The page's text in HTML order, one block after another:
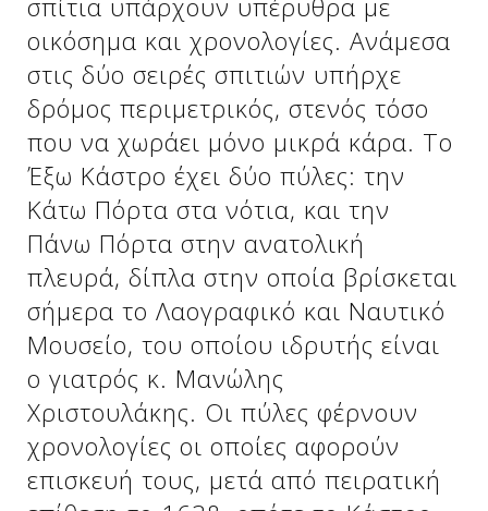
Δείτε μας:
Δείτε μας:
Δείτε μας:
οικόσημα και χρονολογίες. Ανάμεσα
στις δύο σειρές σπιτιών υπήρχε
δρόμος περιμετρικός, στενός τόσο
που να χωράει μόνο μικρά κάρα. Το
Έξω Κάστρο έχει δύο πύλες: την
Κάτω Πόρτα στα νότια, και την
Πάνω Πόρτα στην ανατολική
πλευρά, δίπλα στην οποία βρίσκεται
σήμερα το Λαογραφικό και Ναυτικό
Μουσείο, του οποίου ιδρυτής είναι
ο γιατρός κ. Μανώλης
Χριστουλάκης. Οι πύλες φέρνουν
χρονολογίες οι οποίες αφορούν
επισκευή τους, μετά από πειρατική